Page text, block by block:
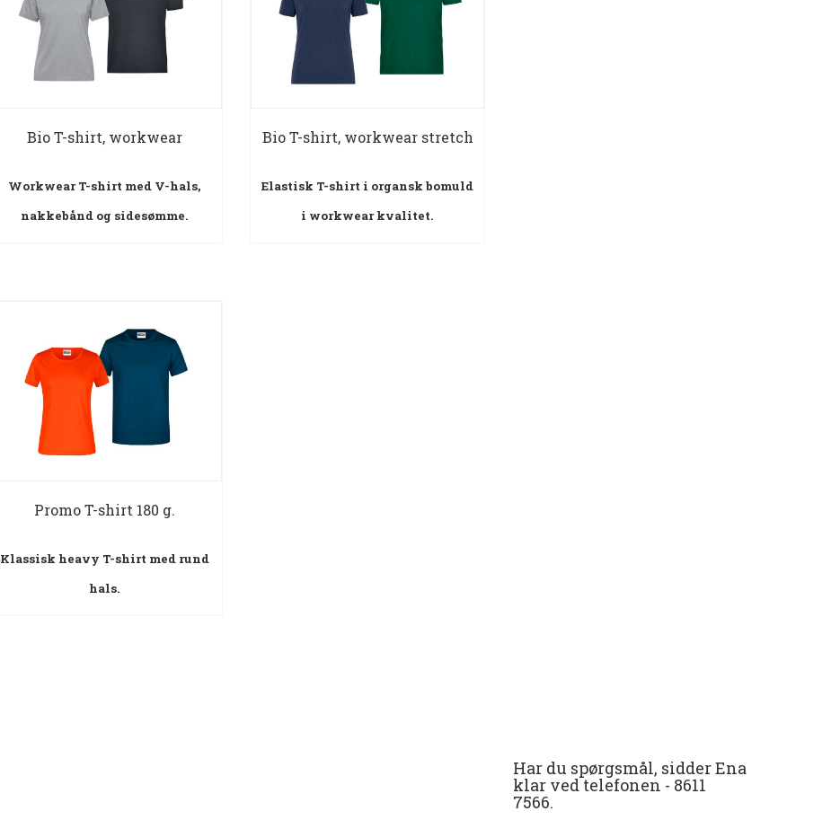
Bio T-shirt, workwear
Workwear T-shirt med V-hals,
nakkebånd og sidesømme.
Bio T-shirt, workwear stretch
Elastisk T-shirt i organsk bomuld
i workwear kvalitet.
Promo T-shirt 180 g.
Klassisk heavy T-shirt med rund
hals.
Har du spørgsmål, sidder Ena
klar ved telefonen - 8611
7566.